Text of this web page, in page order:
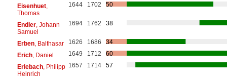
Eisenhuet,
Thomas
1644 1702 50
Endler, Johann
Samuel
1694 1762 38
Erben, Balthasar 1626 1686
34
Erich, Daniel 1649 1712
60
Erlebach, Philipp
Heinrich
1657 1714 57